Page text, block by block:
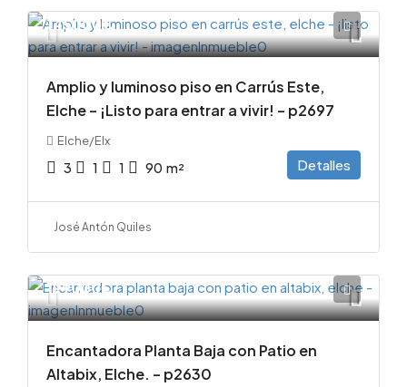
145000€
Amplio y luminoso piso en Carrús Este,
Elche – ¡Listo para entrar a vivir! – p2697
Elche/Elx
3 1 1 90 m² Detalles
José Antón Quiles
199000€
Encantadora Planta Baja con Patio en
Altabix, Elche. – p2630